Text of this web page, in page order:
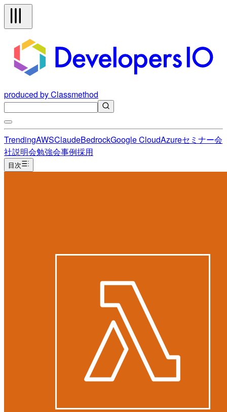
produced by Classmethod
TrendingAWSClaudeBedrockGoogle CloudAzureセミナー会
社説明会勉強会事例採用
目次